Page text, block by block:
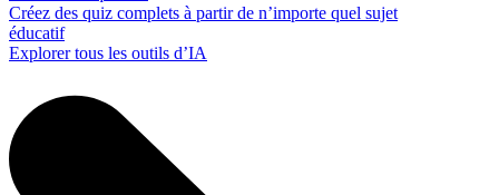
Créez des quiz complets à partir de n’importe quel sujet
éducatif
Explorer tous les outils d’IA